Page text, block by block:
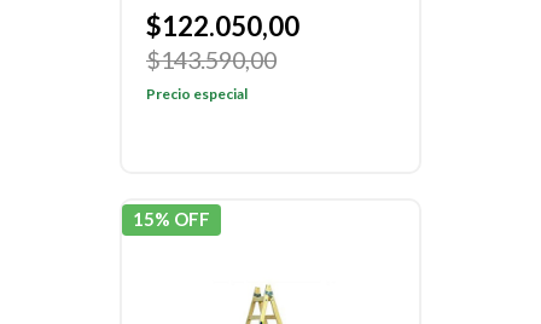
$122.050,00
$143.590,00
Precio especial
15% OFF